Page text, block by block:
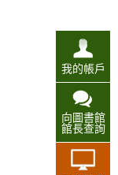
我的帳戶
向圖書館
館長查詢